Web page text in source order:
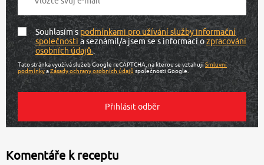
Souhlasím spodmínkami pro užívání služby informační
společnostia seznámil/a jsem se s informací ozpracování
osobních údajů.
Tato stránka využívá služeb Google reCAPTCHA, na kterou se vztahujíSmluvní
podmínkyaZásady ochrany osobních údajů společnosti Google.
Komentáře k receptu